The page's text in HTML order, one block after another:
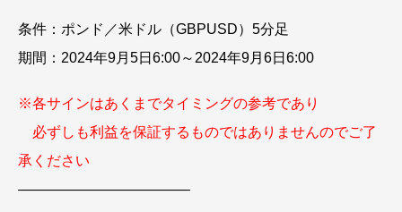
条件：ポンド／米ドル（GBPUSD）5分足
期間：2024年9月5日6:00～2024年9月6日6:00
※各サインはあくまでタイミングの参考であり
必ずしも利益を保証するものではありませんのでご了
承ください
————————————